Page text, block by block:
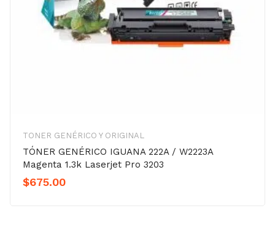
TONER GENÉRICO Y ORIGINAL
TÓNER GENÉRICO IGUANA 222A / W2223A
Magenta 1.3k Laserjet Pro 3203
$675.00